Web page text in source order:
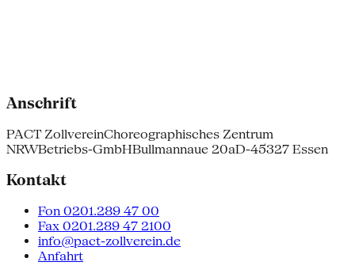
Anschrift
PACT ZollvereinChoreographisches Zentrum
NRWBetriebs-GmbHBullmannaue 20aD-45327 Essen
Kontakt
Fon 0201.289 47 00
Fax 0201.289 47 2100
info@pact-zollverein.de
Anfahrt